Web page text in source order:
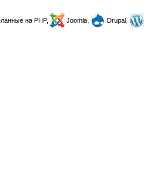
на PHP, Joomla,
Drupal,